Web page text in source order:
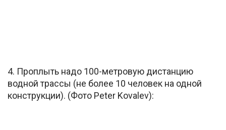
4. Проплыть надо 100-метровую дистанцию
водной трассы (не более 10 человек на одной
конструкции). (Фото Peter Kovalev):